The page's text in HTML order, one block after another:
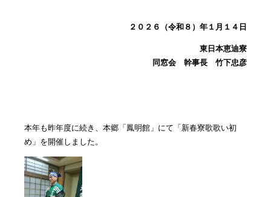
２０２６（令和８）年１月１４日
東日本恵迪寮
同窓会 幹事長 竹下忠彦
本年も昨年度に続き、本郷「鳳明館」にて「新春寮歌歌い初
め」を開催しました。